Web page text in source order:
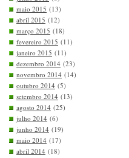
maio 2015 (13)
abril 2015 (12)
março 2015 (18)
fevereiro 2015 (11)
janeiro 2015 (11)
dezembro 2014 (23)
novembro 2014 (14)
outubro 2014 (5)
setembro 2014 (13)
agosto 2014 (25)
julho 2014 (6)
junho 2014 (19)
maio 2014 (17)
abril 2014 (18)